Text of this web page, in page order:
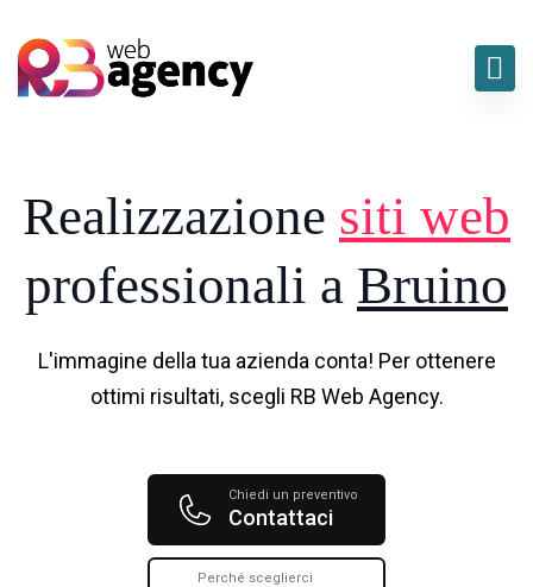
Realizzazione siti web
professionali a Bruino
L'immagine della tua azienda conta! Per ottenere
ottimi risultati, scegli RB Web Agency.
Chiedi un preventivo
Contattaci
Perché sceglierci